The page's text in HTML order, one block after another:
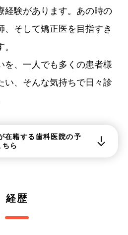
経験があります。あの時の
そして矯正医を目指すき
を、一人でも多くの患者様
い、そんな気持ちで日々診
在籍する歯科医院の予
ら
経歴